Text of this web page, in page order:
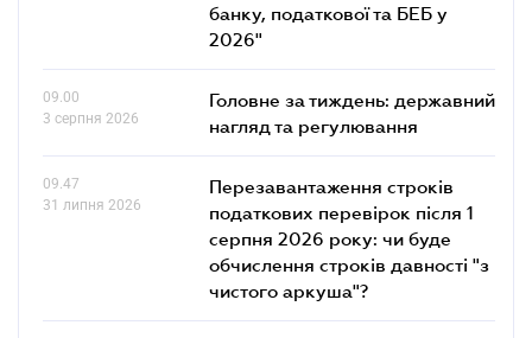
банку, податкової та БЕБ у
2026"
09.00
3 серпня 2026
Головне за тиждень: державний
нагляд та регулювання
09.47
31 липня 2026
Перезавантаження строків
податкових перевірок після 1
серпня 2026 року: чи буде
обчислення строків давності "з
чистого аркуша"?